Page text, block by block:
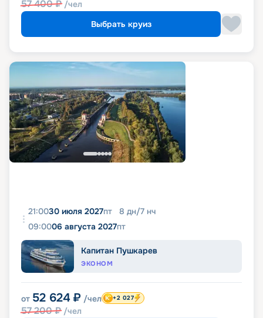
57 400₽ /чел
Выбрать круиз
21:0030 июля 2027пт 8 дн/7 нч
09:0006 августа 2027пт
Капитан Пушкарев
ЭКОНОМ
от 52 624 ₽ /чел
57 200₽ /чел
+2 027